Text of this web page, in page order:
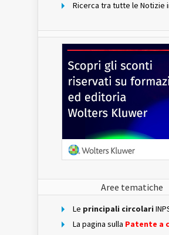
Ricerca tra tutte le Notizie
Aree tematiche
Le principali circolari
La pagina sulla Patente a